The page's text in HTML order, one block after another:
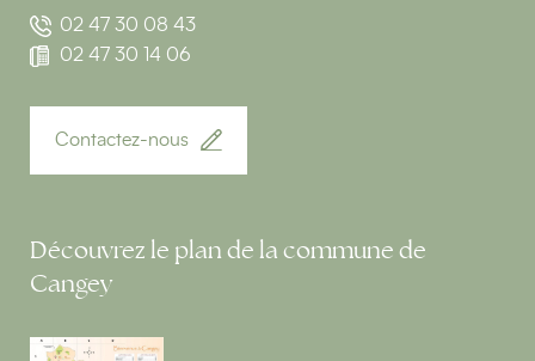
02 47 30 08 43
02 47 30 14 06
Contactez-nous
Découvrez le plan de la commune de
Cangey